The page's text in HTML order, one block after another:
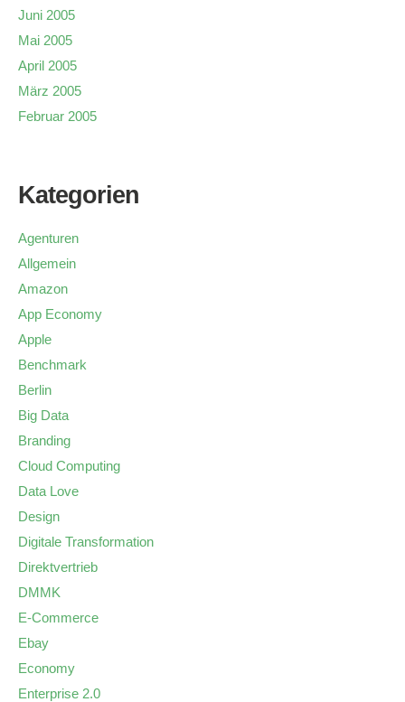
Juni 2005
Mai 2005
April 2005
März 2005
Februar 2005
Kategorien
Agenturen
Allgemein
Amazon
App Economy
Apple
Benchmark
Berlin
Big Data
Branding
Cloud Computing
Data Love
Design
Digitale Transformation
Direktvertrieb
DMMK
E-Commerce
Ebay
Economy
Enterprise 2.0